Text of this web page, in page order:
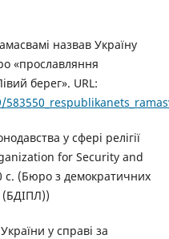
назвав Україну
«прославляння
берег». URL:
у сфері релігії
for Security and
с. (Бюро з демократичних
(БДІПЛ))
у справі за